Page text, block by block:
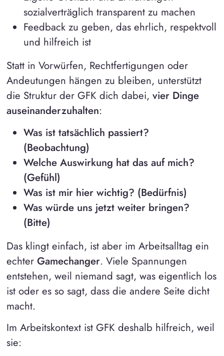
sozialverträglich transparent zu machen
Feedback zu geben, das ehrlich, respektvoll
und hilfreich ist
Statt in Vorwürfen, Rechtfertigungen oder
Andeutungen hängen zu bleiben, unterstützt
die Struktur der GFK dich dabei, vier Dinge
auseinanderzuhalten:
Was ist tatsächlich passiert?
(Beobachtung)
Welche Auswirkung hat das auf mich?
(Gefühl)
Was ist mir hier wichtig? (Bedürfnis)
Was würde uns jetzt weiter bringen?
(Bitte)
Das klingt einfach, ist aber im Arbeitsalltag ein
echter Gamechanger. Viele Spannungen
entstehen, weil niemand sagt, was eigentlich los
ist oder es so sagt, dass die andere Seite dicht
macht.
Im Arbeitskontext ist GFK deshalb hilfreich, weil
sie: